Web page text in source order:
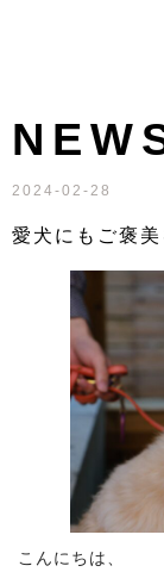
2024-02-28
愛犬にもご褒美
こんにちは、